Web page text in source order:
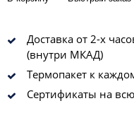
Доставка от 2-х
(внутри МКАД)
Термопакет к
Сертификаты на